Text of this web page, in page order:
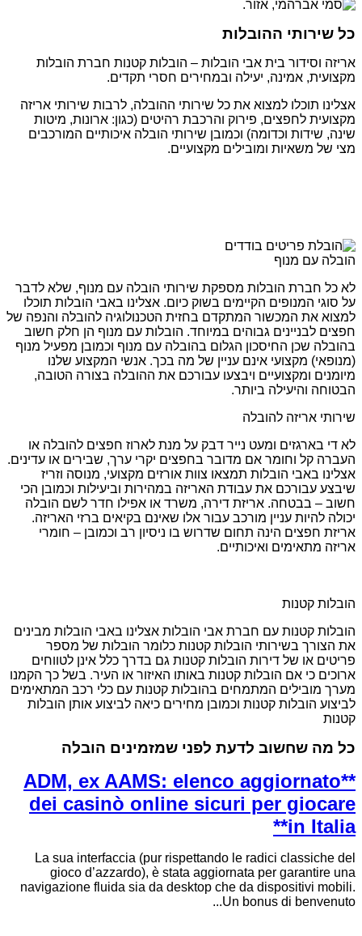
כל שירותי ההובלות
אריזה וסידור בית אבי הובלות – הובלות קטנות חברת הובלות
מקצועית, אמינה, יעילה ובמחירים חסרי תקדים.
אצלינו תוכלו למצוא את כל שירותי ההובלה, לרבות שירותי אריזה
מקצועית לחפצים, פירוק והרכבת רהיטים (כגון: ארונות, מיטות
שינה, שידות וכדומה) וכמובן שירותי הובלה איכותיים המורכבים
מצי של משאיות ומובילים מקצועיים.
הובלה עם מנוף
לא כל חברת הובלות מספקת שירותי הובלה עם מנוף, שלא לדבר
על סוגי המנופים הקיימים בשוק כיום. אצלינו באבי הובלות תוכלו
למצוא את המכשור המתקדם בחזית הטכנולוגיה להובלה והנפה של
חפצים לבניינים גבוהים במיוחד. הובלות עם מנוף הן חלק חשוב
בהובלה שכן החיסכון הגלום בהובלה עם מנוף וכמובן מפעיל מנוף
(מנופאי) מקצועי אינם עניין של מה בכך. אנשי המקצוע שלנו
מיומנים ומקצועיים ויבצעו עבורכם את ההובלה בצורה הטובה,
הבטוחה והיעילה ביותר.
שירותי אריזה להובלה
לא די בארגזים ומעט נייר דבק על מנת לארוז חפצים להובלה או
העברה קל וחומר אם מדובר בחפצים יקרי ערך, שבירים או עדינים.
אצלינו באבי הובלות תמצאו צוות אורזים מקצועי, מנוסה וזריז
שיבצע עבורכם את עבודת האריזה במהירות וביעילות וכמובן הכי
חשוב – בבטחה. אריזת דירה, משרד או אפילו חדר לשם הובלה
יכולה להיות עניין מורכב עבור אלו שאינם בקיאים ברזי האריזה.
אריזת חפצים הינה תחום שדרוש בו ניסיון רב וכמובן – חומרי
אריזה מתאימים ואיכותיים.
הובלות קטנות
הובלות קטנות עם חברת אבי הובלות אצלינו באבי הובלות מבינים
את הצורך בשירותי הובלות קטנות כלומר הובלות של מספר
פריטים או של דירות הובלות קטנות גם בדרך כלל אינן לטווחים
ארוכים כי אם הובלות קטנות באותו האיזור או העיר. בשל כך הקמנו
מערך מובילים המתמחים בהובלות קטנות עם כלי רכב המתאימים
לביצוע הובלות קטנות וכמובן מחירים כיאה לביצוע אותן הובלות
קטנות
כל מה שחשוב לדעת לפני שמזמינים הובלה
**ADM, ex AAMS: elenco aggiornato
dei casinò online sicuri per giocare
in Italia**
La sua interfaccia (pur rispettando le radici classiche del
gioco d’azzardo), è stata aggiornata per garantire una
navigazione fluida sia da desktop che da dispositivi mobili.
Un bonus di benvenuto...